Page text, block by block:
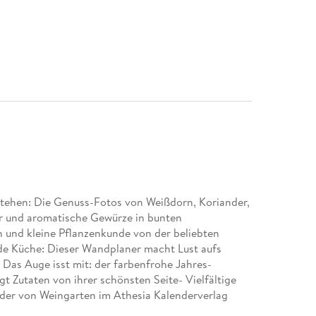
Die Genuss-Fotos von Weißdorn, Koriander,
aromatische Gewürze in bunten
kleine Pflanzenkunde von der beliebten
Küche: Dieser Wandplaner macht Lust aufs
Auge isst mit: der farbenfrohe Jahres-
Zutaten von ihrer schönsten Seite- Vielfältige
von Weingarten im Athesia Kalenderverlag